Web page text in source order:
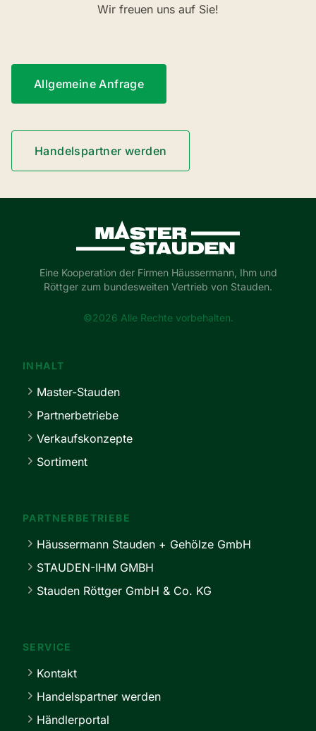
Wir freuen uns auf Sie!
Allgemeine Anfrage
Handelspartner werden
Master-Stauden
Eine Kooperation der Firmen Häussermann, Ihm und
Röttger zum bundesweiten Vertrieb von Stauden.
©2026 Alle Rechte vorbehalten.
INHALT
Master-Stauden
Partnerbetriebe
Verkaufskonzepte
Sortiment
PARTNERBETRIEBE
Häussermann Stauden + Gehölze GmbH
STAUDEN-IHM GMBH
Stauden Röttger GmbH & Co. KG
SERVICE
Kontakt
Handelspartner werden
Händlerportal